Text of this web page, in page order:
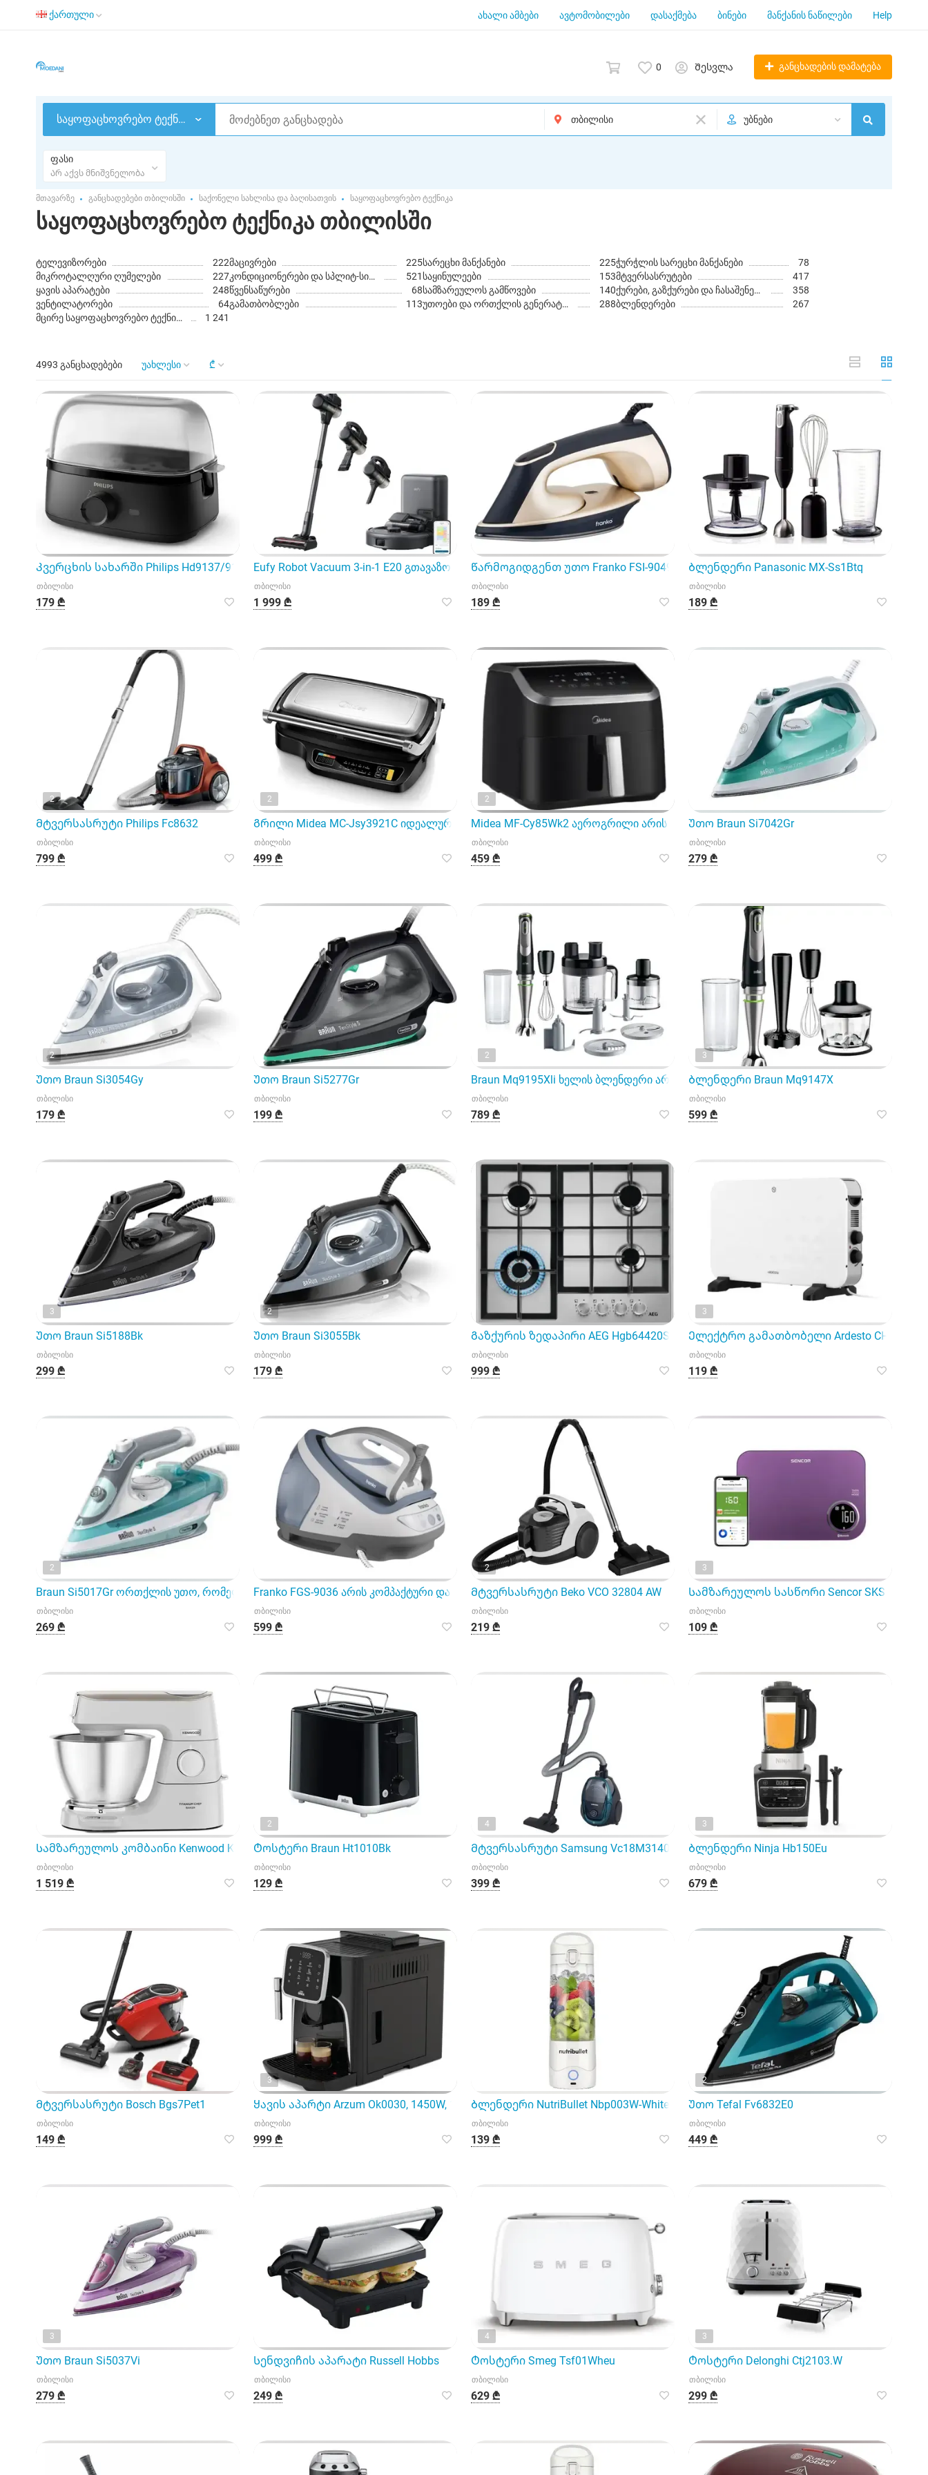
ქართული ახალი ამბები ავტომობილები დასაქმება ბინები მანქანის ნაწილები Help
0 Შესვლა განცხადების დამატება
საყოფაცხოვრებო ტექნიკა უბნები
ფასი
Არ აქვს მნიშვნელობა
მთავარზე განცხადებები თბილისში საქონელი სახლისა და ბაღისათვის საყოფაცხოვრებო ტექნიკა
საყოფაცხოვრებო ტექნიკა თბილისში
ტელევიზორები 222მაცივრები 225სარეცხი მანქანები 225ჭურჭლის სარეცხი მანქანები
78
მიკროტალღური ღუმელები
227 კონდიციონერები და სპლიტ-სისტემები 521 საყინულეები 153მტვერსასრუტები
417
ყავის აპარატები
248წვენსაწურები 68სამზარეულოს გამწოვები 140 ქურები, გაზქურები და ჩასაშენებელი ღუმელები
358
ვენტილატორები
64გამათბობლები 113 უთოები და ორთქლის გენერატორები 288ბლენდერები
267
მცირე საყოფაცხოვრებო ტექნიკა
1 241
4993 განცხადებები უახლესი ₾
Კვერცხის სახარში Philips Hd9137/91
თბილისი
179 ₾
Eufy Robot Vacuum 3-in-1 E20 გთავაზობთ თანამედროვე ინტელის ტექნიკას
თბილისი
1 999 ₾
Წარმოგიდგენთ უთო Franko FSI-9049, რომელიც თქვენი საოჯახო რუტინის
თბილისი
189 ₾
Ბლენდერი Panasonic MX-Ss1Btq
თბილისი
189 ₾
2
Მტვერსასრუტი Philips Fc8632
თბილისი
799 ₾
2
Გრილი Midea MC-Jsy3921C იდეალურ ვარიანტს წარმოადგენს მათთვის, ვინც მოყვარულობს გემრიელი კერძების სწრ
თბილისი
499 ₾
2
Midea MF-Cy85Wk2 აეროგრილი არის ინოვაციური მოწყობილობა
თბილისი
459 ₾
Უთო Braun Si7042Gr
თბილისი
279 ₾
2
Უთო Braun Si3054Gy
თბილისი
179 ₾
Უთო Braun Si5277Gr
თბილისი
199 ₾
2
Braun Mq9195Xli ხელის ბლენდერი არის პრემიუმ კლასის სამზარეულოს მოწყობილობა
თბილისი
789 ₾
3
Ბლენდერი Braun Mq9147X
თბილისი
599 ₾
3
Უთო Braun Si5188Bk
თბილისი
299 ₾
2
Უთო Braun Si3055Bk
თბილისი
179 ₾
Გაზქურის ზედაპირი AEG Hgb64420Sm
თბილისი
999 ₾
3
Ელექტრო გამათბობელი Ardesto CHH-
თბილისი
119 ₾
2
Braun Si5017Gr ორთქლის უთო, რომელიც გამოირჩევა თავისი ინოვაციური ტექნოლოგიებით და უმაღლესი ხარისხის
თბილისი
269 ₾
Franko FGS-9036 არის კომპაქტური და მრავალფუნქციური ორთქლის გენერატორი
თბილისი
599 ₾
2
Მტვერსასრუტი Beko VCO 32804 AW
თბილისი
219 ₾
3
Სამზარეულოს სასწორი Sencor SKS 7073Vt
თბილისი
109 ₾
Სამზარეულოს კომბაინი Kenwood Kvc65.001Wh
თბილისი
1 519 ₾
2
Ტოსტერი Braun Ht1010Bk
თბილისი
129 ₾
4
Მტვერსასრუტი Samsung Vc18M3140Vn/EV
თბილისი
399 ₾
3
Ბლენდერი Ninja Hb150Eu
თბილისი
679 ₾
Მტვერსასრუტი Bosch Bgs7Pet1
თბილისი
149 ₾
3
Ყავის აპარტი Arzum Ok0030, 1450W, 1.8L, Coffee Machine, Blac
თბილისი
999 ₾
Ბლენდერი NutriBullet Nbp003W-White
თბილისი
139 ₾
2
Უთო Tefal Fv6832E0
თბილისი
449 ₾
3
Უთო Braun Si5037Vi
თბილისი
279 ₾
Სენდვიჩის აპარატი Russell Hobbs
თბილისი
249 ₾
4
Ტოსტერი Smeg Tsf01Wheu
თბილისი
629 ₾
3
Ტოსტერი Delonghi Ctj2103.W
თბილისი
299 ₾